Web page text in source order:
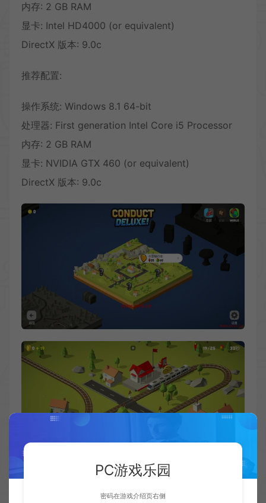
内存: 2 GB RAM
显卡: Intel HD4000 (or equivalent)
DirectX 版本: 9.0c
推荐配置:
操作系统: Windows 8.1 64-bit
处理器: First generation Intel Core i5 Processor
内存: 2 GB RAM
显卡: NVIDIA GTX 460 (or equivalent)
DirectX 版本: 9.0c
PC游戏乐园
密码在游戏介绍页右侧